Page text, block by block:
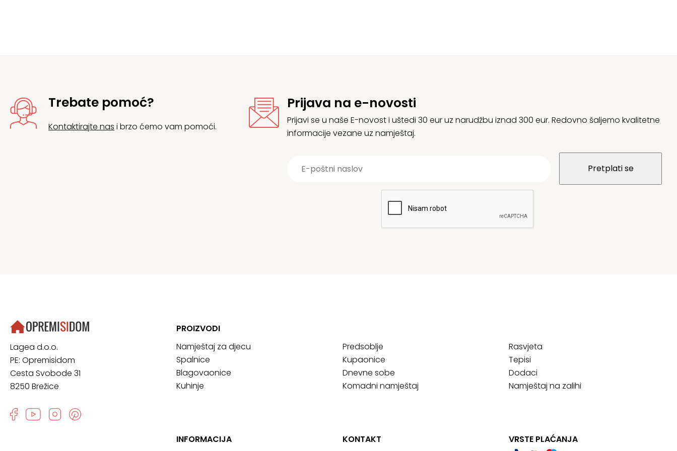
Trebate pomoć?
Kontaktirajte nas i brzo ćemo vam pomoći.
Prijava na e-novosti
Prijavi se u naše E-novost i uštedi 30 eur uz narudžbu iznad 300 eur. Redovno šaljemo kvalitetne
informacije vezane uz namještaj.
Lagea d.o.o.
PE: Opremisidom
Cesta Svobode 31
8250 Brežice
PROIZVODI
Namještaj za djecu
Spalnice
Blagovaonice
Kuhinje
Predsoblje
Kupaonice
Dnevne sobe
Komadni namještaj
Rasvjeta
Tepisi
Dodaci
Namještaj na zalihi
INFORMACIJA
KONTAKT
VRSTE PLAĆANJA